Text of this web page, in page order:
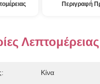
Περιγραφή
Λεπτομέρειας
Κίνα